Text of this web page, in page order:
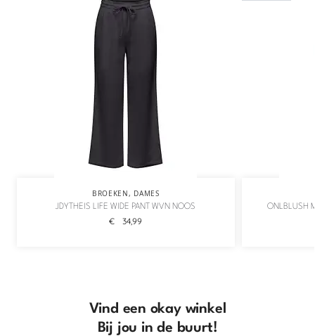
BROEKEN, DAMES
JDYTHEIS LIFE WIDE PANT WVN NOOS
€ 34,99
ONLBLUSH
Vind een okay winkel
Bij jou in de buurt!